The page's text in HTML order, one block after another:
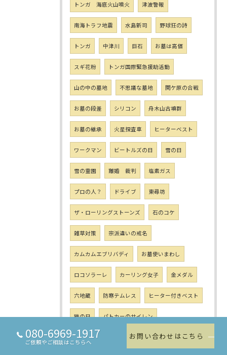
トンガ 海底火山噴火 津波警報
南海トラフ地震 水島新司 野球狂の詩
トンガ 中津川 巨石 お墓は高価
スギ花粉 トンガ国際緊急援助活動
山の中の墓地 不思議な墓地 関ケ原の合戦
お墓の段差 シリコン 舟木山古墳群
お墓の継承 火星探査車 ヒーターベスト
ワークマン ビートルズの日 雪の日
雪の霊園 離婚 裁判 塩素ガス
プロの人？ ドライブ 東尋坊
ザ・ローリングストーンズ 石のコケ
雑草対策 宗派違いの戒名
カムカムエブリバディ お墓使いまわし
ロコソラーレ カーリング女子 金メダル
六地蔵 防寒テムレス ヒーター付きベスト
猫の日 パトカーのサイレン
日ハム臨時コーチ 個人墓 夫婦墓
080-6969-1917
ご依頼やご相談はこちらへ
お問い合わせはこちら